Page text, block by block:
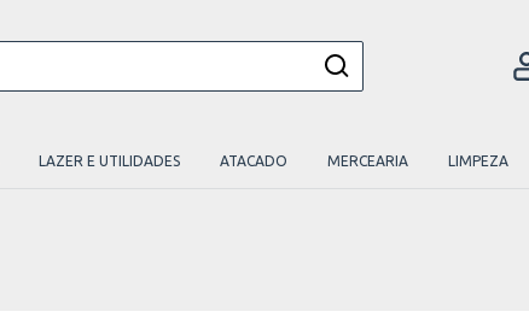
LAZER E UTILIDADES ATACADO MERCEARIA LIMPEZA